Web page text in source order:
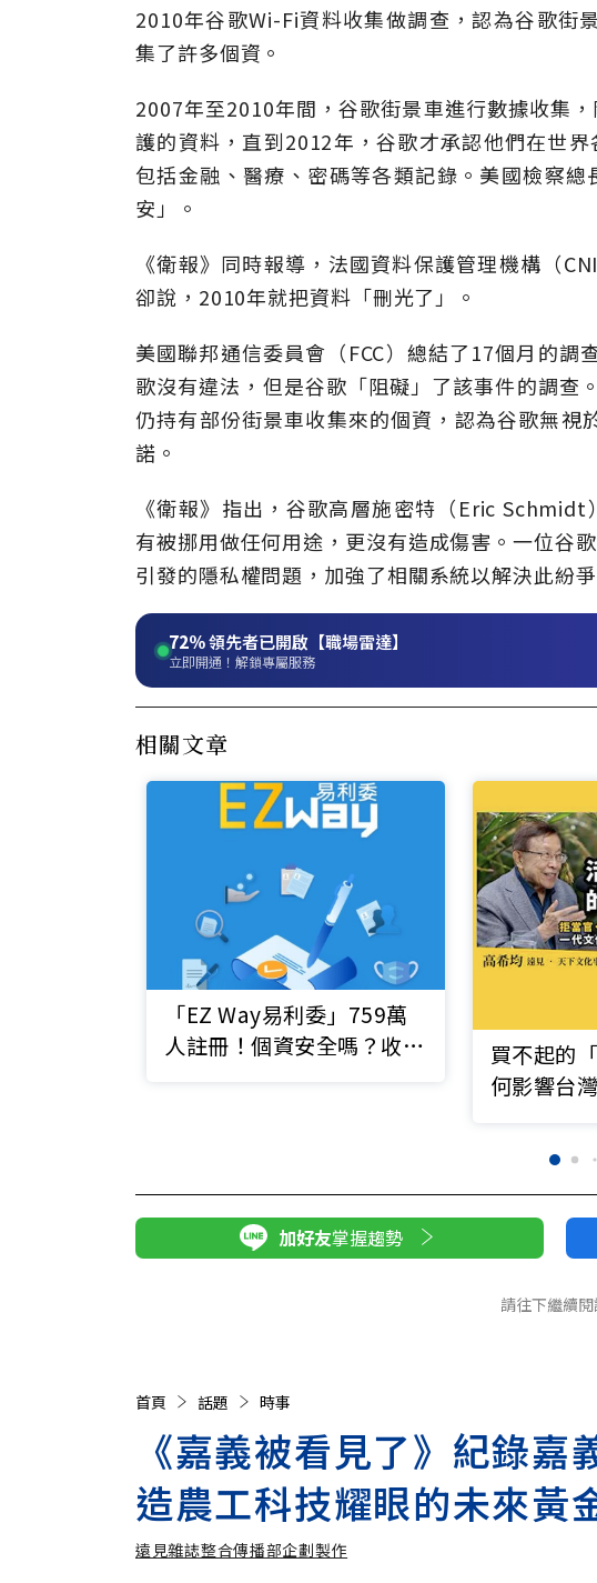
2010年谷歌Wi-Fi資料收集做調查，認為谷歌街
集了許多個資。
2007年至2010年間，谷歌街景車進行數據收集
護的資料，直到2012年，谷歌才承認他們在世
包括金融、醫療、密碼等各類記錄。美國檢察
安」。
《衛報》同時報導，法國資料保護管理機構（
卻說，2010年就把資料「刪光了」。
美國聯邦通信委員會（FCC）總結了17個月的調
歌沒有違法，但是谷歌「阻礙」了該事件的調查
仍持有部份街景車收集來的個資，認為谷歌無
諾。
《衛報》指出，谷歌高層施密特（Eric
有被挪用做任何用途，更沒有造成傷害。一位谷
引發的隱私權問題，加強了相關系統以解決此紛爭
72%領先者已開啟【職場雷達】
立即開通！解鎖專屬服務
相關文章
「EZ Way易利委」759萬
人註冊！個資安全嗎？收費
買不起的
何影響台
加好友掌握趨勢
請往下繼續閱
首頁 話題 時事
《嘉義被看見了》紀錄
造農工科技耀眼的未來黃
遠見雜誌整合傳播部企劃製作